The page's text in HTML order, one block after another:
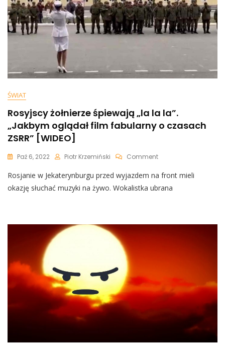
ŚWIAT
Rosyjscy żołnierze śpiewają „la la la”.
„Jakbym oglądał film fabularny o czasach
ZSRR” [WIDEO]
Paź 6, 2022 Piotr Krzemiński CommentOn
Żołnierze
Śpiewają
„Jakbym
ZSRR”
[WIDEO]
Rosjanie w Jekaterynburgu przed wyjazdem na front mieli
okazję słuchać muzyki na żywo. Wokalistka ubrana